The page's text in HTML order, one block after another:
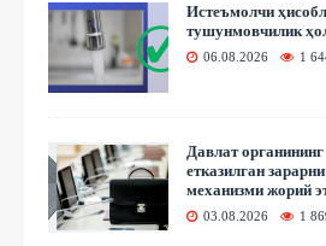
Истеъмолчи
тушунмовчилик
06.08.2026 1
Давлат
етказилган
механизми жорий
03.08.2026 1